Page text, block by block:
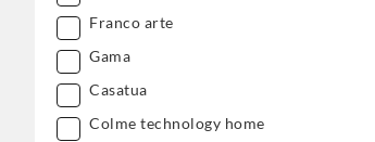
Franco arte
Gama
Casatua
Colme technology home